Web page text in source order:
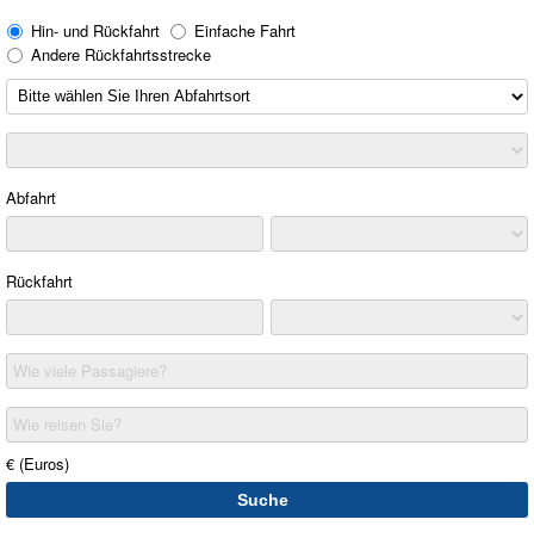
Hin- und Rückfahrt
Einfache Fahrt
Andere Rückfahrtsstrecke
Abfahrt
Rückfahrt
Wie viele Passagiere?
Wie reisen Sie?
€ (Euros)
Suche